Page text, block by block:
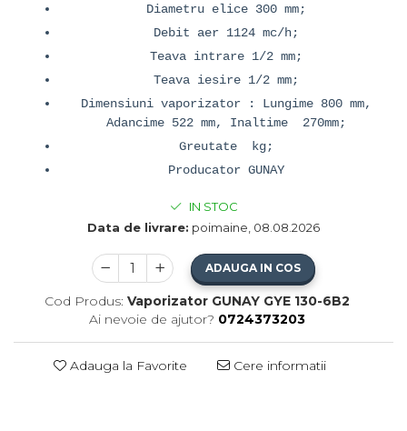
Diametru elice 300 mm;
Debit aer 1124 mc/h;
Teava intrare 1/2 mm;
Teava iesire 1/2 mm;
Dimensiuni vaporizator : Lungime 800 mm,
Adancime 522 mm, Inaltime 270mm;
Greutate kg;
Producator GUNAY
IN STOC
Data de livrare: poimaine, 08.08.2026
ADAUGA IN COS
Cod Produs: Vaporizator GUNAY GYE 130-6B2
Ai nevoie de ajutor? 0724373203
Adauga la Favorite Cere informatii